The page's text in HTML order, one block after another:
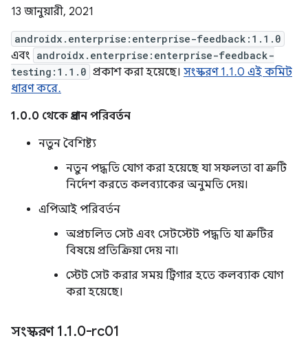
13 জানুয়ারী, 2021
androidx.enterprise:enterprise-feedback:1.1.0
এবং androidx.enterprise:enterprise-feedback-
testing:1.1.0 প্রকাশ করা হয়েছে। সংস্করণ 1.1.0 এই কমিট
ধারণ করে.
1.0.0 থেকে প্রধান পরিবর্তন
নতুন বৈশিষ্ট্য
নতুন পদ্ধতি যোগ করা হয়েছে যা সফলতা বা ত্রুটি
নির্দেশ করতে কলব্যাকের অনুমতি দেয়।
এপিআই পরিবর্তন
অপ্রচলিত সেট এবং সেটস্টেট পদ্ধতি যা ত্রুটির
বিষয়ে প্রতিক্রিয়া দেয় না।
স্টেট সেট করার সময় ট্রিগার হতে কলব্যাক যোগ
করা হয়েছে।
সংস্করণ 1.1.0-rc01